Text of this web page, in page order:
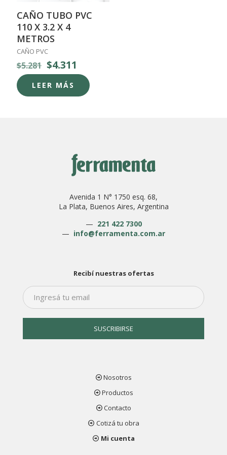
CAÑO TUBO PVC
110 X 3.2 X 4
METROS
CAÑO PVC
$5.281 El
precio
original
era:
$4.311
precio
actual
es:
LEER MÁS
Avenida 1 N° 1750 esq. 68,
La Plata, Buenos Aires, Argentina
— 221 422 7300
— info@ferramenta.com.ar
Recibí nuestras ofertas
Nosotros
Productos
Contacto
Cotizá tu obra
Mi cuenta